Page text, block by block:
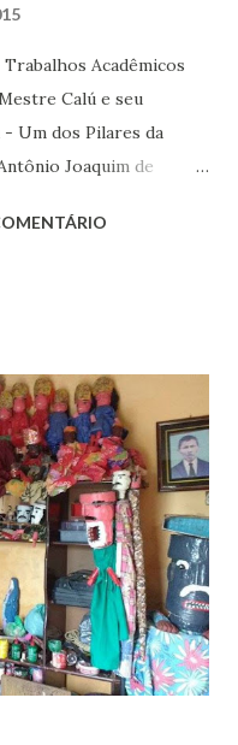
Acadêmicos
Calú e seu
Um dos Pilares da
Joaquim de
BAIXE AQUI
Zona da Mata Norte
da Silva Instituição:
AQUI Link Alternativo: